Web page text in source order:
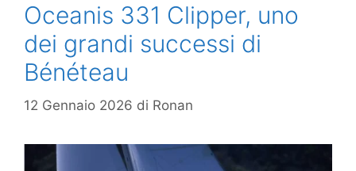
Oceanis 331 Clipper, uno
dei grandi successi di
Bénéteau
12 Gennaio 2026 di Ronan